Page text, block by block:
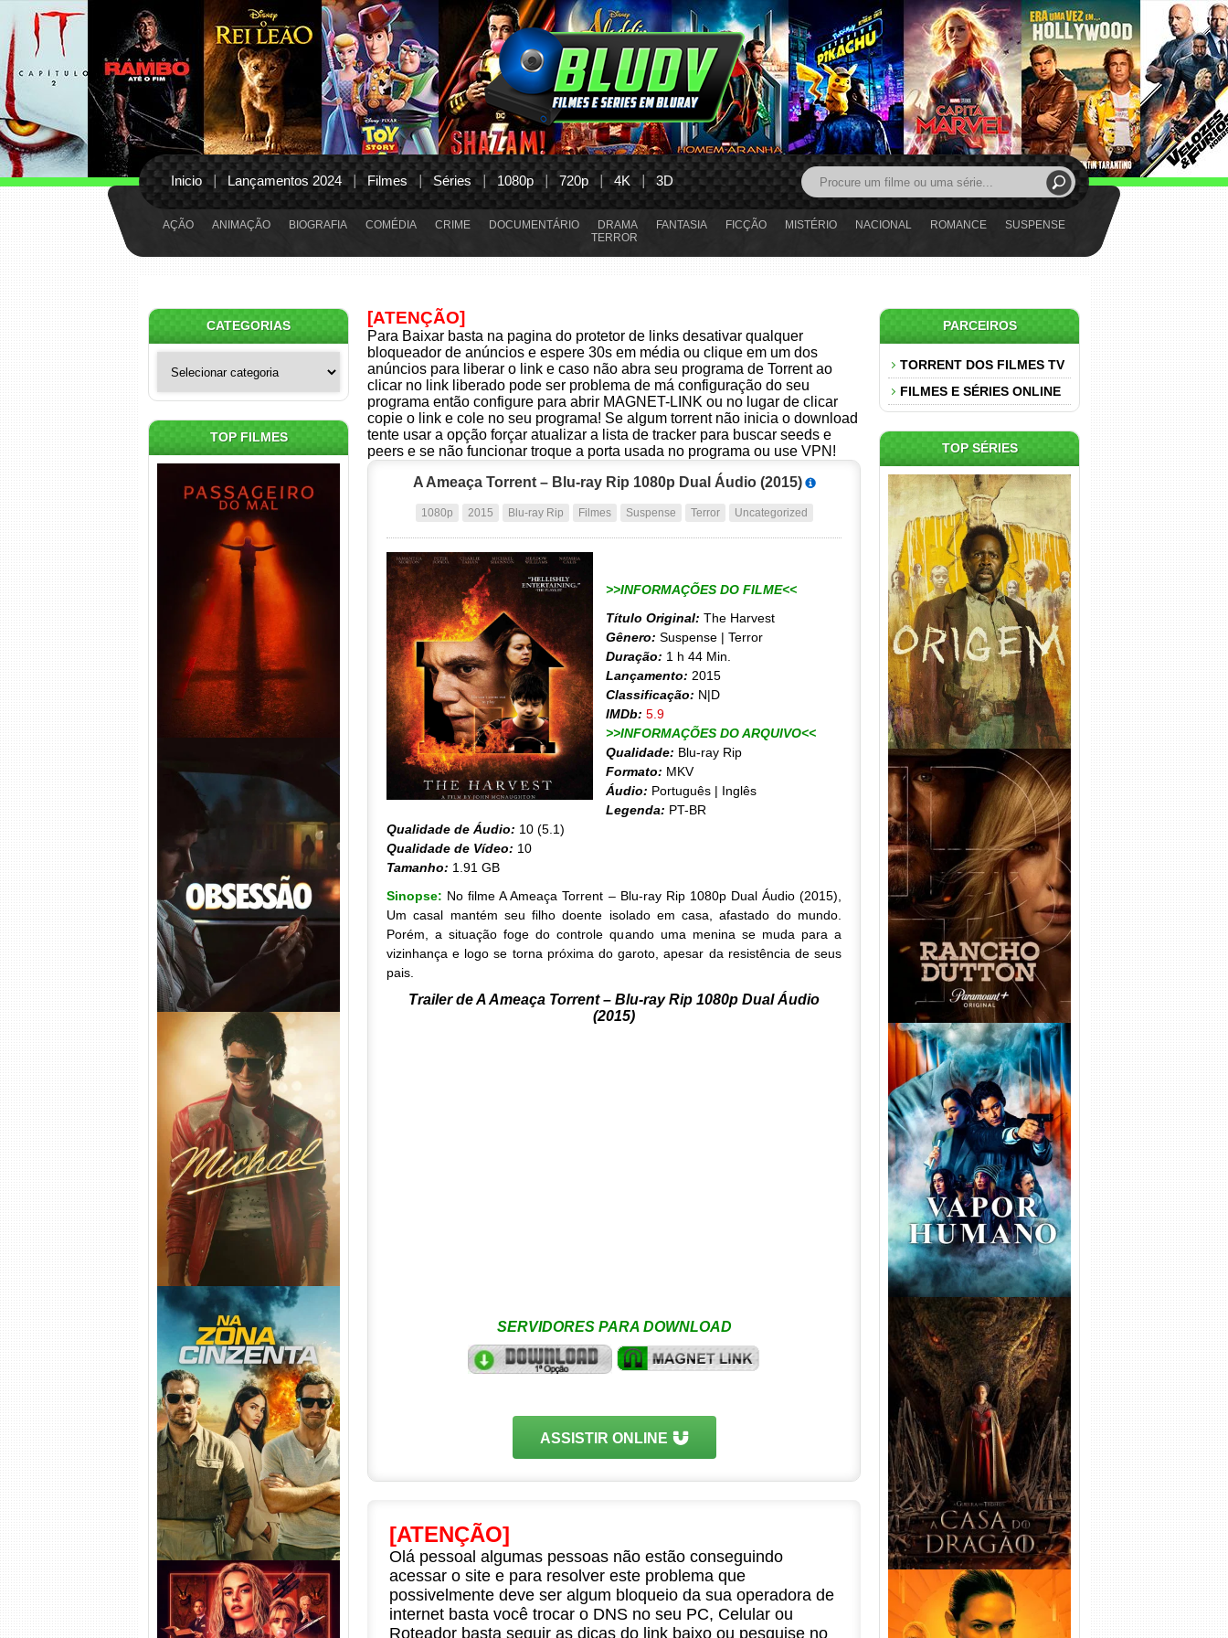
Inicio Lançamentos 2024 Filmes Séries 1080p 720p 4K 3D
AÇÃO ANIMAÇÃO BIOGRAFIA COMÉDIA CRIME DOCUMENTÁRIO DRAMA FANTASIA FICÇÃO MISTÉRIO NACIONAL ROMANCE
SUSPENSE
TERROR
[ATENÇÃO]
Para Baixar basta na pagina do protetor de links desativar qualquer
bloqueador de anúncios e espere 30s em média ou clique em um dos
anúncios para liberar o link e caso não abra seu programa de Torrent ao
clicar no link liberado pode ser problema de má configuração do seu
programa então configure para abrir MAGNET-LINK ou no lugar de clicar
copie o link e cole no seu programa! Se algum torrent não inicia o download
tente usar a opção forçar atualizar a lista de tracker para buscar seeds e
peers e se não funcionar troque a porta usada no programa ou use VPN!
A Ameaça Torrent – Blu-ray Rip 1080p Dual Áudio (2015)
1080p 2015 Blu-ray Rip Filmes Suspense Terror Uncategorized
>>INFORMAÇÕES DO FILME<<
Título Original: The Harvest
Gênero: Suspense | Terror
Duração: 1 h 44 Min.
Lançamento: 2015
Classificação: N|D
IMDb: 5.9
>>INFORMAÇÕES DO ARQUIVO<<
Qualidade: Blu-ray Rip
Formato: MKV
Áudio: Português | Inglês
Legenda: PT-BR
Qualidade de Áudio: 10 (5.1)
Qualidade de Vídeo: 10
Tamanho: 1.91 GB
Sinopse: No filme A Ameaça Torrent – Blu-ray Rip 1080p Dual Áudio (2015),
Um casal mantém seu filho doente isolado em casa, afastado do mundo.
Porém, a situação foge do controle quando uma menina se muda para a
vizinhança e logo se torna próxima do garoto, apesar da resistência de seus
pais.
Trailer de A Ameaça Torrent – Blu-ray Rip 1080p Dual Áudio
(2015)
SERVIDORES PARA DOWNLOAD
ASSISTIR ONLINE
[ATENÇÃO]
Olá pessoal algumas pessoas não estão conseguindo
acessar o site e para resolver este problema que
possivelmente deve ser algum bloqueio da sua operadora de
internet basta você trocar o DNS no seu PC, Celular ou
Roteador basta seguir as dicas do link baixo ou pesquise no
CATEGORIAS
TOP FILMES
Passageiro do Mal Torrent
(2026) WEB-DL 1080p Dual
Áudio
Obsessão Torrent (2026)
WEB-DL 1080p/4K Dual
Áudio
Michael Torrent (2026) WEB-
DL 1080p/4K Dual Áudio
Na Zona Cinzenta Torrent
(2026) WEB-DL 1080p/4K
Dual Áudio
PARCEIROS
TORRENT DOS FILMES TV
FILMES E SÉRIES ONLINE
TOP SÉRIES
Origem 4ª Temporada Torrent
(2026) WEB-DL 1080p/4K
Dual Áudio
Rancho Dutton 1ª
Temporada Torrent (2026)
WEB-DL 1080p Dual Áudio
Vapor Humano 1ª Temporada
Torrent (2026) WEB-DL 1080p
Dual Áudio
A Casa do Dragão 1ª
Temporada Torrent (2022)
WEB-DL 720p/1080p Dual
Áudio